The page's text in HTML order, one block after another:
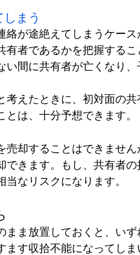
まう
が途絶えてしまうケース
有者であるかを把握する
い間に共有者が亡くなり
えたときに、初対面の
は、十分予想できます。
却することはできませ
きます。もし、共有者
なリスクになります。
ま放置しておくと、い
す収拾不能になってしま